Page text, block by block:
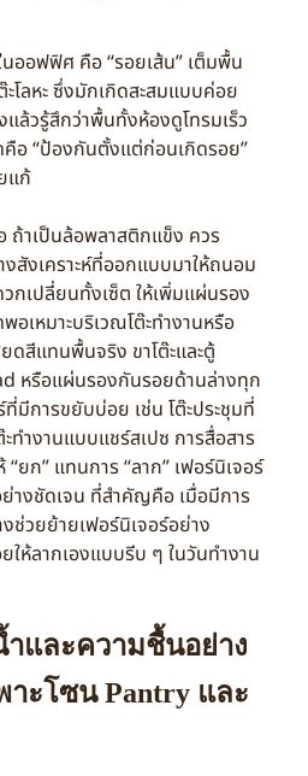
อฟฟิศ คือ “รอยเส้น” เต็มพื้น
ะโลหะ ซึ่งมักเกิดสะสมแบบค่อย
ล้วรู้สึกว่าพื้นทั้งห้องดูโทรมเร็ว
อ “ป้องกันตั้งแต่ก่อนเกิดรอย”
แก้
ถ้าเป็นล้อพลาสติกแข็ง ควร
สังเคราะห์ที่ออกแบบมาให้ถนอม
กเปลี่ยนทั้งเซ็ต ให้เพิ่มแผ่นรอง
เหมาะบริเวณโต๊ะทำงานหรือ
ดสีแทนพื้นจริง ขาโต๊ะและตู้
หรือแผ่นรองกันรอยด้านล่างทุก
ที่มีการขยับบ่อย เช่น โต๊ะประชุมที่
ทำงานแบบแชร์สเปซ การสื่อสาร
ยก” แทนการ “ลาก” เฟอร์นิเจอร์
างชัดเจน ที่สำคัญคือ เมื่อมีการ
ช่วยย้ายเฟอร์นิเจอร์อย่าง
ให้ลากเองแบบรีบ ๆ ในวันทำงาน
และความชื้นอย่าง
าะโซน Pantry และ